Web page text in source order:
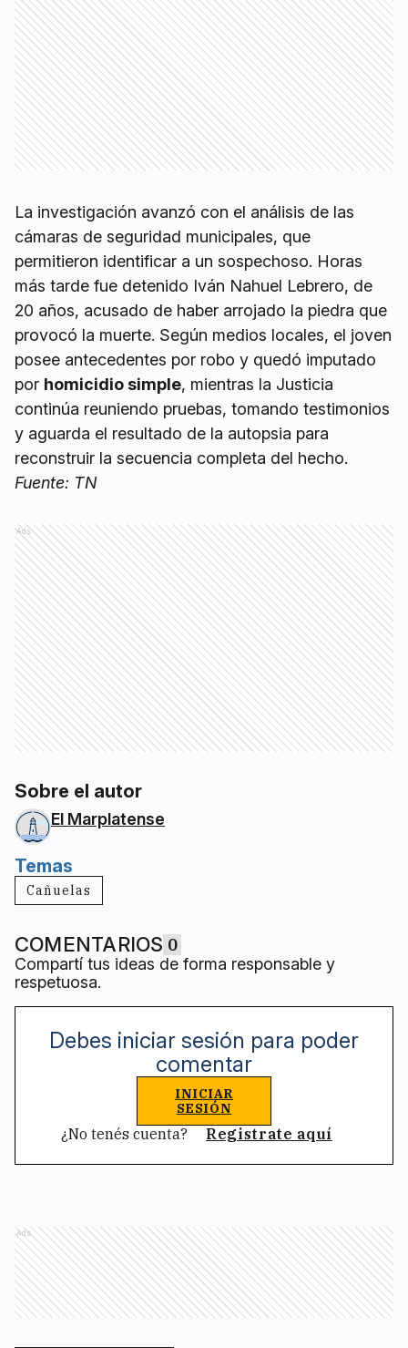
La investigación avanzó con el análisis de las
cámaras de seguridad municipales, que
permitieron identificar a un sospechoso. Horas
más tarde fue detenido Iván Nahuel Lebrero, de
20 años, acusado de haber arrojado la piedra que
provocó la muerte. Según medios locales, el joven
posee antecedentes por robo y quedó imputado
por homicidio simple, mientras la Justicia
continúa reuniendo pruebas, tomando testimonios
y aguarda el resultado de la autopsia para
reconstruir la secuencia completa del hecho.
Fuente: TN
Ads
Sobre el autor
El Marplatense
Temas
Cañuelas
COMENTARIOS 0
Compartí tus ideas de forma responsable y
respetuosa.
Debes iniciar sesión para poder
comentar
INICIAR
SESIÓN
¿No tenés cuenta? Registrate aquí
Ads